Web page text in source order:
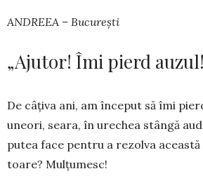
ANDREEA – București
„Ajutor! Îmi pierd
De câțiva ani, am început să îmi
uneori, seara, în urechea stângă
putea face pentru a rezol­va
toare? Mulțumesc!